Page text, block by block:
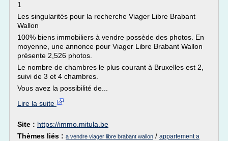
1
Les singularités pour la recherche Viager Libre Brabant
Wallon
100% biens immobiliers à vendre possède des photos. En
moyenne, une annonce pour Viager Libre Brabant Wallon
présente 2,526 photos.
Le nombre de chambres le plus courant à Bruxelles est 2,
suivi de 3 et 4 chambres.
Vous avez la possibilité de...
Lire la suite
Site : https://immo.mitula.be
Thèmes liés : a vendre viager libre brabant wallon / appartement a